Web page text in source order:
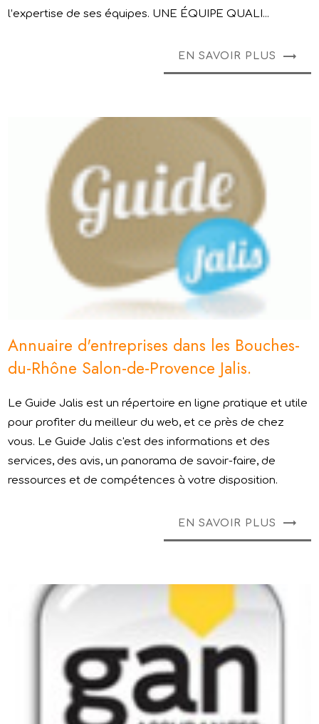
l’expertise de ses équipes. UNE ÉQUIPE QUALI...
EN SAVOIR PLUS
Annuaire d'entreprises dans les Bouches-
du-Rhône Salon-de-Provence Jalis.
Le Guide Jalis est un répertoire en ligne pratique et utile
pour profiter du meilleur du web, et ce près de chez
vous. Le Guide Jalis c'est des informations et des
services, des avis, un panorama de savoir-faire, de
ressources et de compétences à votre disposition.
EN SAVOIR PLUS